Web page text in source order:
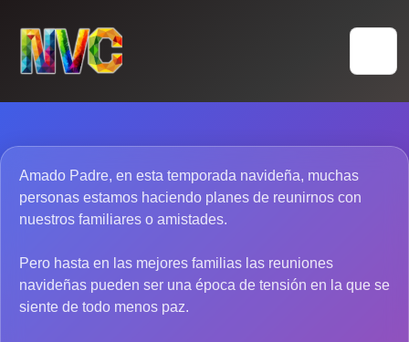
content
Amado Padre, en esta temporada navideña, muchas
personas estamos haciendo planes de reunirnos con
nuestros familiares o amistades.
Pero hasta en las mejores familias las reuniones
navideñas pueden ser una época de tensión en la que se
siente de todo menos paz.